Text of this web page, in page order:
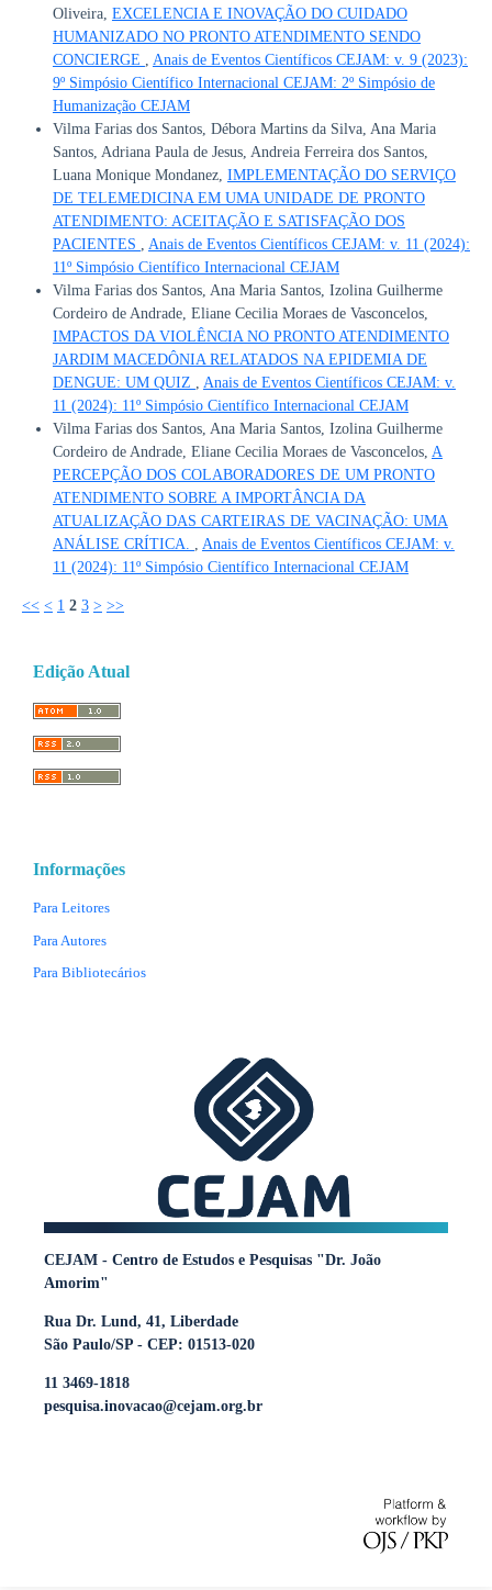
Oliveira, EXCELENCIA E INOVAÇÃO DO CUIDADO
HUMANIZADO NO PRONTO ATENDIMENTO SENDO
CONCIERGE
Anais de Eventos Científicos CEJAM: v. 9 (2023):
9º Simpósio Científico Internacional CEJAM: 2º Simpósio de
Humanização CEJAM
Vilma Farias dos Santos, Débora Martins da Silva, Ana Maria
Santos, Adriana Paula de Jesus, Andreia Ferreira dos Santos,
Luana Monique Mondanez, IMPLEMENTAÇÃO DO SERVIÇO
DE TELEMEDICINA EM UMA UNIDADE DE PRONTO
ATENDIMENTO: ACEITAÇÃO E SATISFAÇÃO DOS
PACIENTES
Anais de Eventos Científicos CEJAM: v. 11 (2024):
11º Simpósio Científico Internacional CEJAM
Vilma Farias dos Santos, Ana Maria Santos, Izolina Guilherme
Cordeiro de Andrade, Eliane Cecilia Moraes de Vasconcelos,
IMPACTOS DA VIOLÊNCIA NO PRONTO ATENDIMENTO
JARDIM MACEDÔNIA RELATADOS NA EPIDEMIA DE
DENGUE: UM QUIZ
Anais de Eventos Científicos CEJAM: v.
11 (2024): 11º Simpósio Científico Internacional CEJAM
Vilma Farias dos Santos, Ana Maria Santos, Izolina Guilherme
Cordeiro de Andrade, Eliane Cecilia Moraes de Vasconcelos, A
PERCEPÇÃO DOS COLABORADORES DE UM PRONTO
ATENDIMENTO SOBRE A IMPORTÂNCIA DA
ATUALIZAÇÃO DAS CARTEIRAS DE VACINAÇÃO: UMA
ANÁLISE CRÍTICA.
Anais de Eventos Científicos CEJAM: v.
11 (2024): 11º Simpósio Científico Internacional CEJAM
<< < 1 2 3 > >>
Edição Atual
Informações
Para Leitores
Para Autores
Para Bibliotecários
CEJAM - Centro de Estudos e Pesquisas "Dr. João
Amorim"
Rua Dr. Lund, 41, Liberdade
São Paulo/SP - CEP: 01513-020
11 3469-1818
pesquisa.inovacao@cejam.org.br